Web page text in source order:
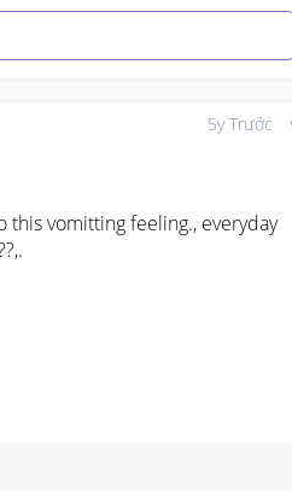
5y Trước
vomitting feeling., everyday